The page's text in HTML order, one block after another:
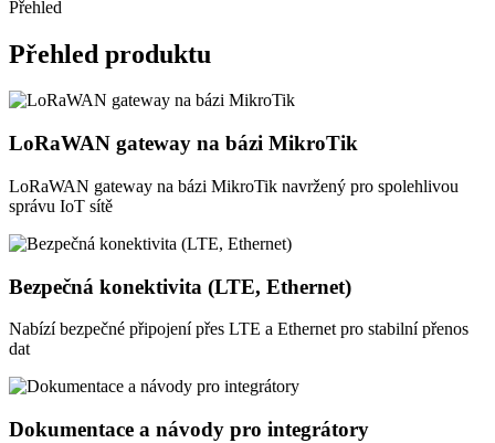
Přehled
Přehled produktu
LoRaWAN gateway na bázi MikroTik
LoRaWAN gateway na bázi MikroTik navržený pro spolehlivou
správu IoT sítě
Bezpečná konektivita (LTE, Ethernet)
Nabízí bezpečné připojení přes LTE a Ethernet pro stabilní přenos
dat
Dokumentace a návody pro integrátory